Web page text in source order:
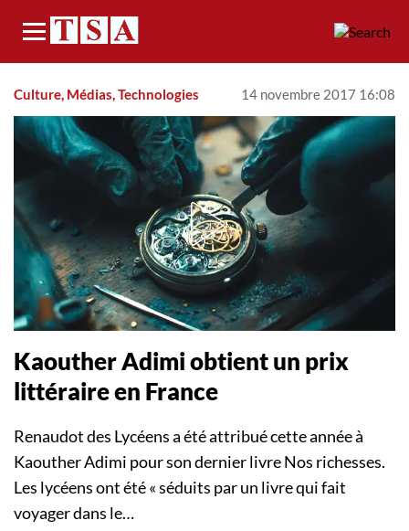
Menu
Culture, Médias, Technologies 14 novembre 2017 16:08
Kaouther Adimi obtient un prix
littéraire en France
Renaudot des Lycéens a été attribué cette année à
Kaouther Adimi pour son dernier livre Nos richesses.
Les lycéens ont été « séduits par un livre qui fait
voyager dans le…